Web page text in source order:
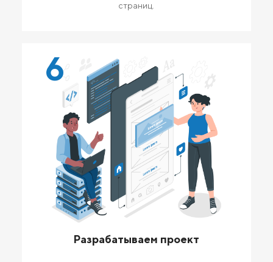
страниц.
6
Разрабатываем проект